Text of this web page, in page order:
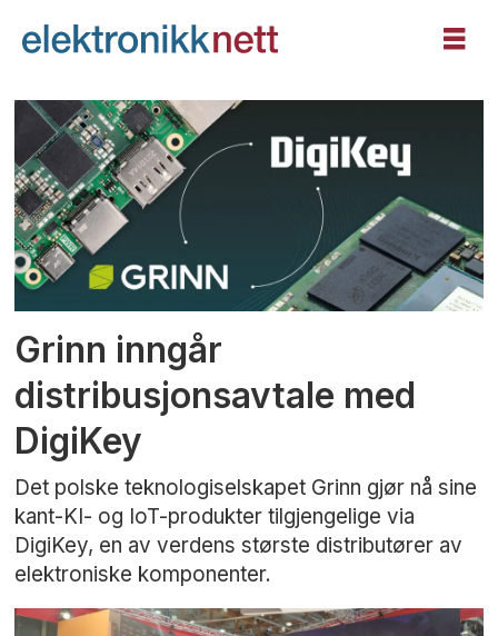
Tag:
digikey
Grinn inngår
distribusjonsavtale med
DigiKey
Det polske teknologiselskapet Grinn gjør nå sine
kant-KI- og IoT-produkter tilgjengelige via
DigiKey, en av verdens største distributører av
elektroniske komponenter.